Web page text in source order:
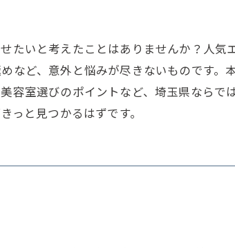
たいと考えたことはありませんか？人気
など、意外と悩みが尽きないものです。
容室選びのポイントなど、埼玉県ならで
っと見つかるはずです。